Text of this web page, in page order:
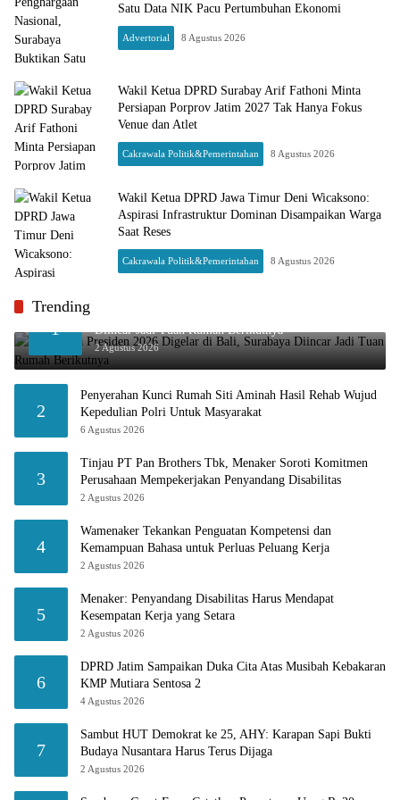
Satu Data NIK Pacu Pertumbuhan Ekonomi
Advertorial 8 Agustus 2026
Wakil Ketua DPRD Surabay Arif Fathoni Minta
Persiapan Porprov Jatim 2027 Tak Hanya Fokus
Venue dan Atlet
Cakrawala Politik&Pemerintahan 8 Agustus 2026
Wakil Ketua DPRD Jawa Timur Deni Wicaksono:
Aspirasi Infrastruktur Dominan Disampaikan Warga
Saat Reses
Cakrawala Politik&Pemerintahan 8 Agustus 2026
Trending
1
Diincar Jadi Tuan Rumah Berikutnya
2 Agustus 2026
2
Penyerahan Kunci Rumah Siti Aminah Hasil Rehab Wujud
Kepedulian Polri Untuk Masyarakat
6 Agustus 2026
3
Tinjau PT Pan Brothers Tbk, Menaker Soroti Komitmen
Perusahaan Mempekerjakan Penyandang Disabilitas
2 Agustus 2026
4
Wamenaker Tekankan Penguatan Kompetensi dan
Kemampuan Bahasa untuk Perluas Peluang Kerja
2 Agustus 2026
5
Menaker: Penyandang Disabilitas Harus Mendapat
Kesempatan Kerja yang Setara
2 Agustus 2026
6
DPRD Jatim Sampaikan Duka Cita Atas Musibah Kebakaran
KMP Mutiara Sentosa 2
4 Agustus 2026
7
Sambut HUT Demokrat ke 25, AHY: Karapan Sapi Bukti
Budaya Nusantara Harus Terus Dijaga
2 Agustus 2026